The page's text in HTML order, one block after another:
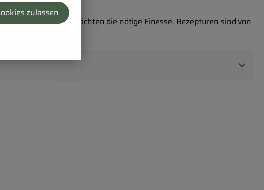
und verleiht Gerichten die nötige Finesse. Rezepturen sind von
zulassen